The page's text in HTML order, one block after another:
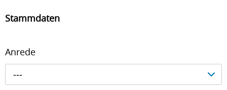
Stammdaten
Anrede
---